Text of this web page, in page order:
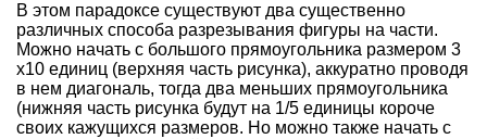
В этом парадоксе существуют два существенно
различных способа разрезывания фигуры на части.
Можно начать с большого прямоугольника размером 3
х10 единиц (верхняя часть рисунка), аккуратно проводя
в нем диагональ, тогда два меньших прямоугольника
(нижняя часть рисунка будут на 1/5 единицы короче
своих кажущихся размеров. Но можно также начать с